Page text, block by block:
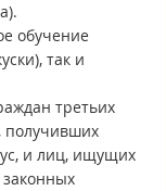
обучение
так и
третьих
получивших
и лиц, ищущих